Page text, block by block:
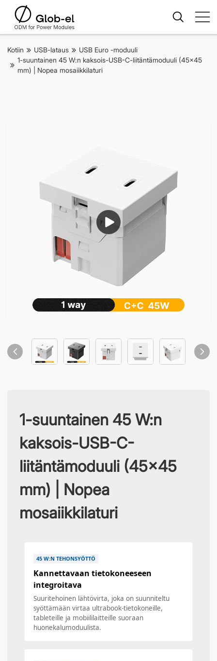
Kotiin USB-lataus
USB Euro -moduuli
1-suuntainen 45 W:n kaksois-USB-C-liitäntämoduuli (45x45
mm) | Nopea mosaiikkilaturi
1-suuntainen 45 W:n
kaksois-USB-C-
liitäntämoduuli (45x45
mm) | Nopea
mosaiikkilaturi
45 W:N TEHONSYÖTTÖ
Kannettavaan tietokoneeseen
integroitava
Suuritehoinen lähtövirta, joka on suunniteltu
syöttämään virtaa ultrabook-tietokoneille,
tableteille ja mobiililaitteille suoraan
huonekalumoduulista.